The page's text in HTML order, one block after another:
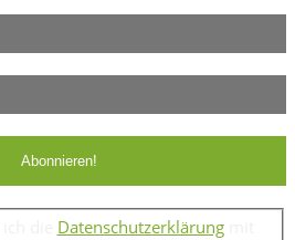
Datenschutzerklärungmit